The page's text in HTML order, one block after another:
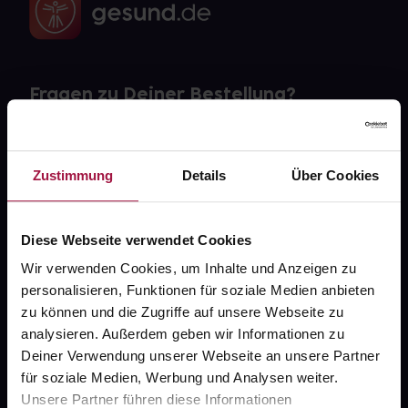
Zustimmung Details Über Cookies
Diese Webseite verwendet Cookies
Wir verwenden Cookies, um Inhalte und Anzeigen zu
personalisieren, Funktionen für soziale Medien anbieten
zu können und die Zugriffe auf unsere Webseite zu
analysieren. Außerdem geben wir Informationen zu
Deiner Verwendung unserer Webseite an unsere Partner
für soziale Medien, Werbung und Analysen weiter.
Unsere Partner führen diese Informationen
Fragen zu Deiner Bestellung?
FAQ
Widerrufsformular
gesund.de
Über uns
Karriere